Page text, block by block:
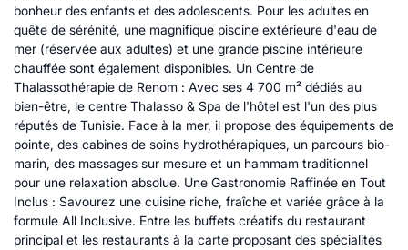
bonheur des enfants et des adolescents. Pour les adultes en
quête de sérénité, une magnifique piscine extérieure d'eau de
mer (réservée aux adultes) et une grande piscine intérieure
chauffée sont également disponibles. Un Centre de
Thalassothérapie de Renom : Avec ses 4 700 m² dédiés au
bien-être, le centre Thalasso & Spa de l'hôtel est l'un des plus
réputés de Tunisie. Face à la mer, il propose des équipements de
pointe, des cabines de soins hydrothérapiques, un parcours bio-
marin, des massages sur mesure et un hammam traditionnel
pour une relaxation absolue. Une Gastronomie Raffinée en Tout
Inclus : Savourez une cuisine riche, fraîche et variée grâce à la
formule All Inclusive. Entre les buffets créatifs du restaurant
principal et les restaurants à la carte proposant des spécialités